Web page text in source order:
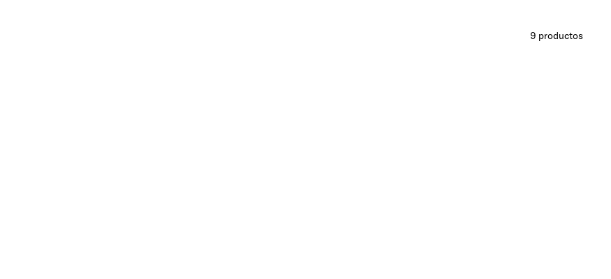
9 productos